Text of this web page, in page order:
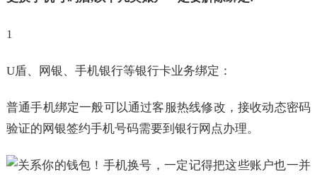
1
U盾、网银、手机银行等银行卡业务绑定：
普通手机绑定一般可以通过客服热线修改，接收动态密码
验证的网银签约手机号码需要到银行网点办理。